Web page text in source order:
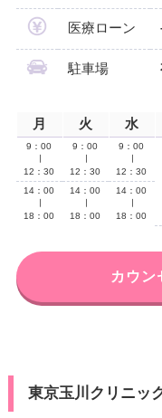
医療ローン
駐車場
月 火 水
9：00
12：30
9：00
12：30
9：00
12：30
14：00
18：00
14：00
18：00
14：00
18：00
カウン
東京玉川クリニッ